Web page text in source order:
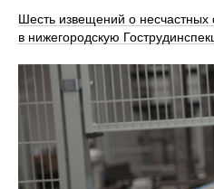
Шесть извещений о несчастных
в нижегородскую